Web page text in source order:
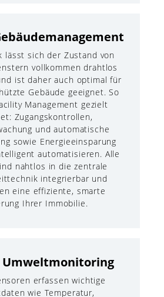
lässt sich der Zustand von
vollkommen drahtlos
ist daher auch optimal für
Gebäude geeignet. So
Management gezielt
Zugangskontrollen,
und automatische
sowie Energieeinsparung
automatisieren. Alle
nahtlos in die zentrale
integrierbar und
eine effiziente, smarte
Ihrer Immobilie.
Umweltmonitoring
erfassen wichtige
wie Temperatur,